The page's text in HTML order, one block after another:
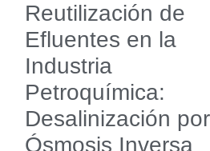
Reutilización de
Efluentes en la
Industria
Petroquímica:
Desalinización por
Ósmosis Inversa